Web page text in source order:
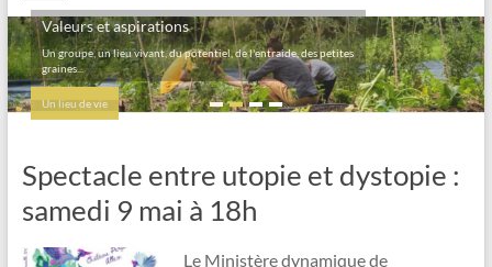
Valeurs et aspirations
Un groupe, un lieu vivant, du potentiel, de l'entraide, des petites
graines...
Un lieu de vie
Spectacle entre utopie et dystopie :
samedi 9 mai à 18h
Le Ministère dynamique de